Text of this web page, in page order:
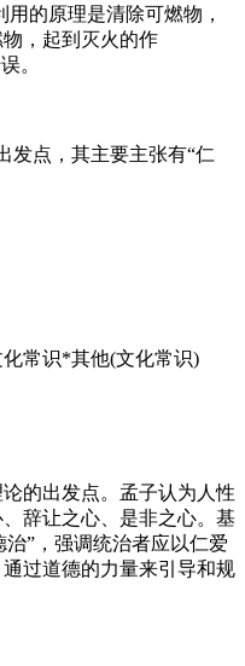
的原理是清除可燃物，
，起到灭火的作
。
点，其主要主张有“仁
常识*其他(文化常识)
的出发点。孟子认为人性
辞让之心、是非之心。基
治”，强调统治者应以仁爱
过道德的力量来引导和规